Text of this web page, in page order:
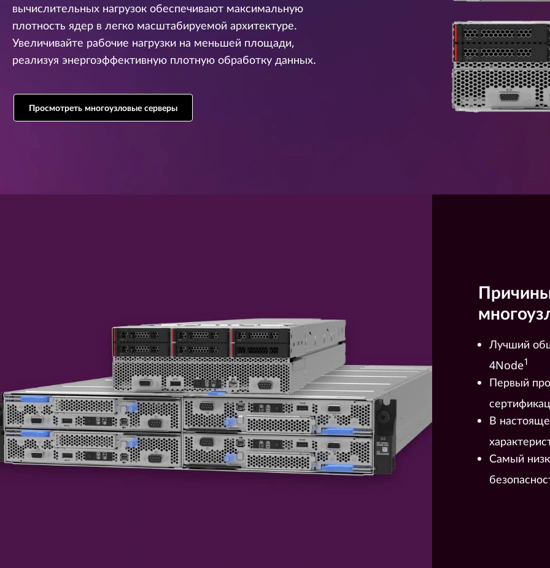
у
к
о
н
т
н
у
вычислительных нагрузок обеспечивают максимальную
плотность ядер в легко масштабируемой архитектуре.
Увеличивайте рабочие нагрузки на меньшей площади,
реализуя энергоэффективную плотную обработку данных.
Просмотреть многоузловые серверы
Лучший
4Node1
Первый
В
Самый